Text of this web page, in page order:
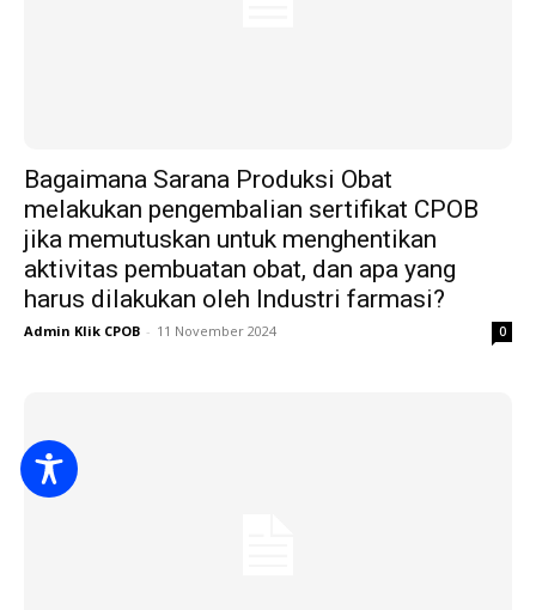
Bagaimana Sarana Produksi Obat
melakukan pengembalian sertifikat CPOB
jika memutuskan untuk menghentikan
aktivitas pembuatan obat, dan apa yang
harus dilakukan oleh Industri farmasi?
Admin Klik CPOB - 11 November 2024 0